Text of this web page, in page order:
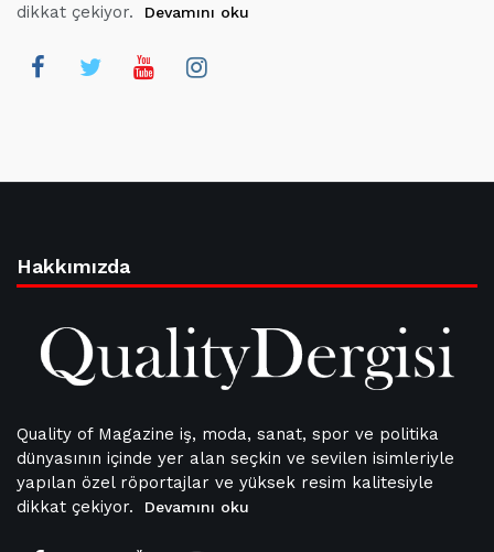
dikkat çekiyor.
Devamını oku
Hakkımızda
Quality of Magazine iş, moda, sanat, spor ve politika
dünyasının içinde yer alan seçkin ve sevilen isimleriyle
yapılan özel röportajlar ve yüksek resim kalitesiyle
dikkat çekiyor.
Devamını oku